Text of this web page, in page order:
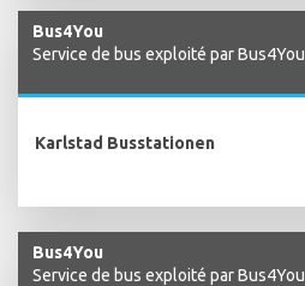
Bus4You
Service de bus exploité par Bus4You
Karlstad Busstationen
Bus4You
Service de bus exploité par Bus4You